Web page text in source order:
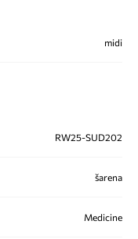
midi
RW25-SUD202
šarena
Medicine